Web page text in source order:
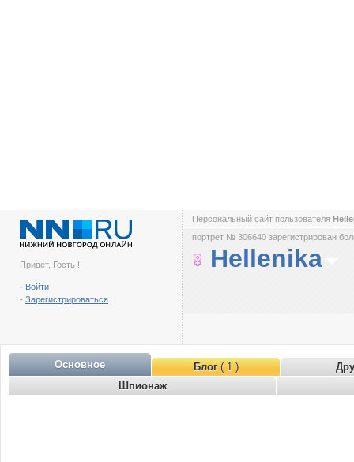
Привет, Гость !
- Войти
- Зарегистрироваться
Персональный сайт пользователя
портрет № 306640 зарегистрирован
Hellenika
Основное Блог( 1 )
Шпионаж